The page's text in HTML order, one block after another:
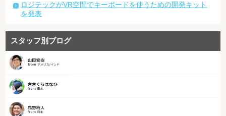
ロジテックがVR空間でキーボードを使うための開発キット
を発表
スタッフ別ブログ